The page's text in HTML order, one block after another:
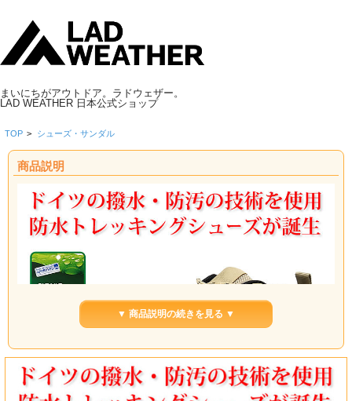
まいにちがアウトドア。ラドウェザー。
LAD WEATHER 日本公式ショップ
TOP > シューズ・サンダル
商品説明
▼ 商品説明の続きを見る ▼